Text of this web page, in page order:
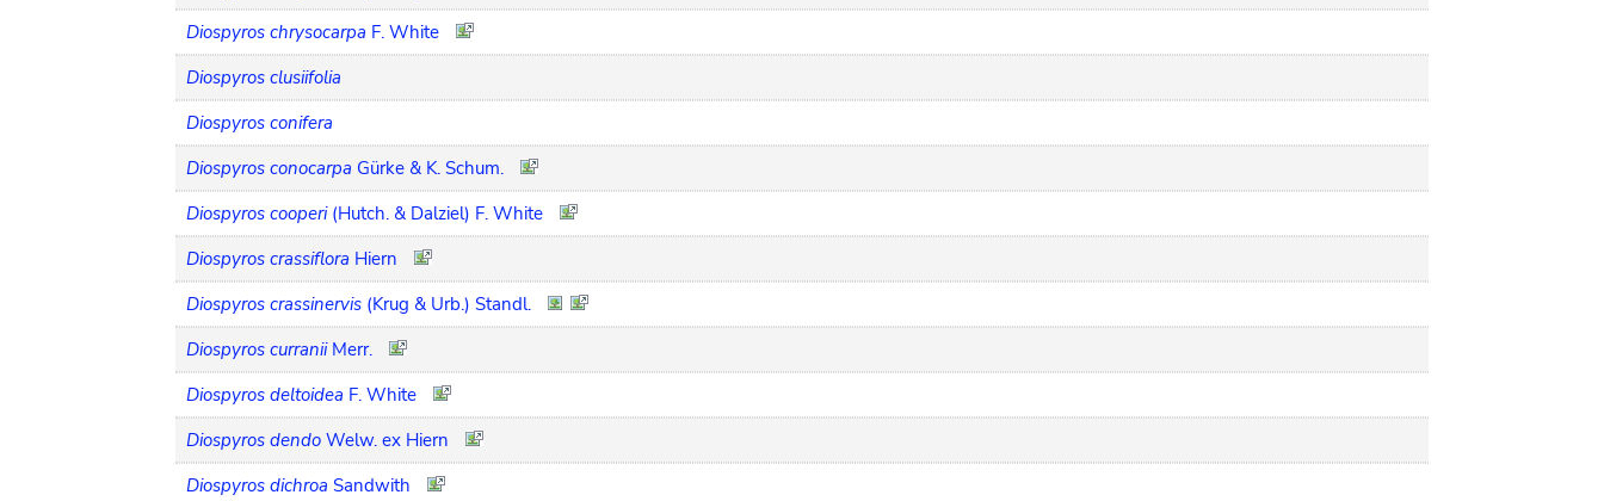
Diospyros chrysocarpa F. White
Diospyros clusiifolia
Diospyros conifera
Diospyros conocarpa Gürke & K. Schum.
Diospyros cooperi (Hutch. & Dalziel) F. White
Diospyros crassiflora Hiern
Diospyros crassinervis (Krug & Urb.) Standl.
Diospyros curranii Merr.
Diospyros deltoidea F. White
Diospyros dendo Welw. ex Hiern
Diospyros dichroa Sandwith